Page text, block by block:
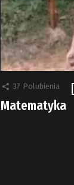
37 Polubienia
Matematyka